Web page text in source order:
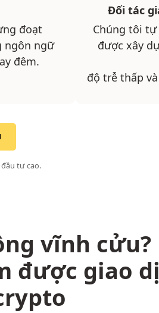
đoạt
ngôn ngữ
đêm.
Đối tác
Chúng tôi tự
được xây
độ trễ thấp
tư cao.
vĩnh cửu?
được giao